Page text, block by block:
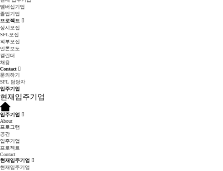
멤버십기업
졸업기업
프로젝트
상시모집
SFL모집
외부모집
언론보도
캘린더
채용
Contact
문의하기
SFL 담당자
입주기업
현재입주기업
입주기업
About
프로그램
공간
입주기업
프로젝트
Contact
현재입주기업
현재입주기업